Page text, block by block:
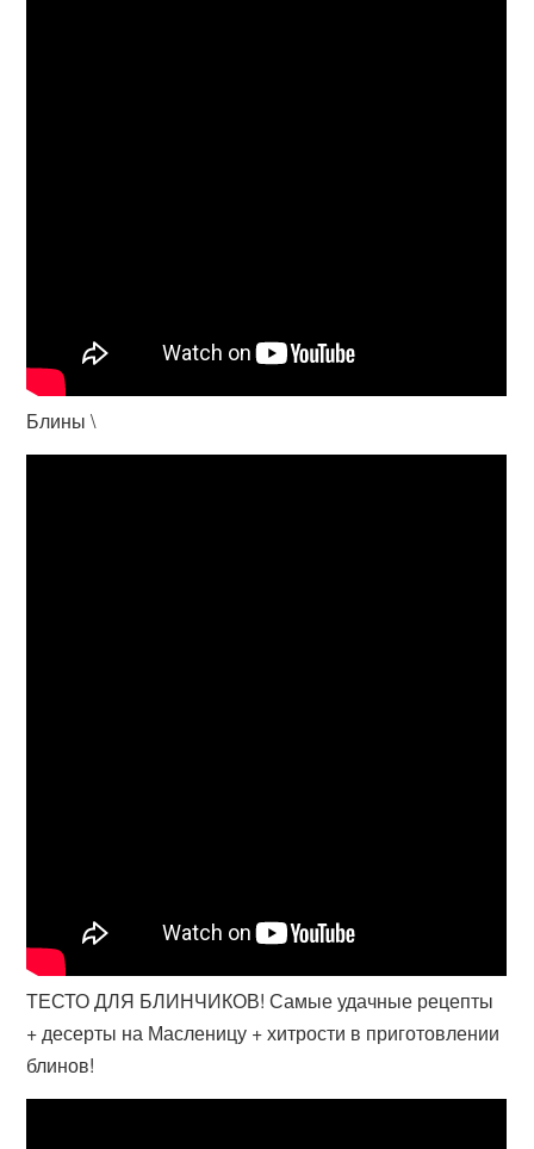
Блины \
ТЕСТО ДЛЯ БЛИНЧИКОВ! Самые удачные рецепты
+ десерты на Масленицу + хитрости в приготовлении
блинов!